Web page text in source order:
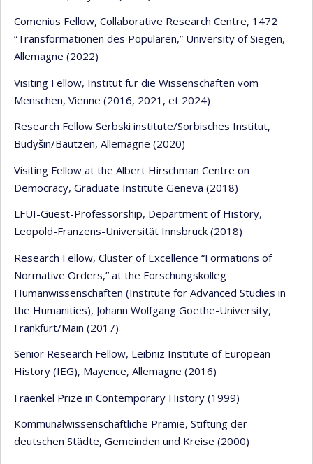
Comenius Fellow, Collaborative Research Centre, 1472
“Transformationen des Populären,” University of Siegen,
Allemagne (2022)
Visiting Fellow, Institut für die Wissenschaften vom
Menschen, Vienne (2016, 2021, et 2024)
Research Fellow Serbski institute/Sorbisches Institut,
Budyšin/Bautzen, Allemagne (2020)
Visiting Fellow at the Albert Hirschman Centre on
Democracy, Graduate Institute Geneva (2018)
LFUI-Guest-Professorship, Department of History,
Leopold-Franzens-Universität Innsbruck (2018)
Research Fellow, Cluster of Excellence “Formations of
Normative Orders,” at the Forschungskolleg
Humanwissenschaften (Institute for Advanced Studies in
the Humanities), Johann Wolfgang Goethe-University,
Frankfurt/Main (2017)
Senior Research Fellow, Leibniz Institute of European
History (IEG), Mayence, Allemagne (2016)
Fraenkel Prize in Contemporary History (1999)
Kommunalwissenschaftliche Prämie, Stiftung der
deutschen Städte, Gemeinden und Kreise (2000)